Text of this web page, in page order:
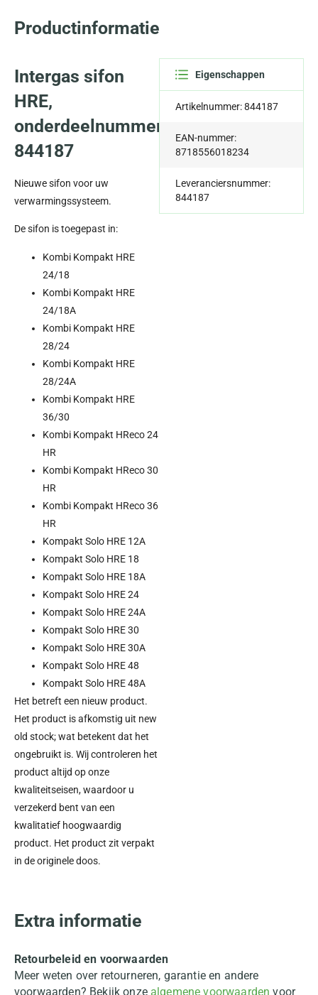
Productinformatie
Intergas sifon
HRE,
onderdeelnummer
844187
Nieuwe sifon voor uw
verwarmingssysteem.
De sifon is toegepast in:
Kombi Kompakt HRE
24/18
Kombi Kompakt HRE
24/18A
Kombi Kompakt HRE
28/24
Kombi Kompakt HRE
28/24A
Kombi Kompakt HRE
36/30
Kombi Kompakt HReco 24
HR
Kombi Kompakt HReco 30
HR
Kombi Kompakt HReco 36
HR
Kompakt Solo HRE 12A
Kompakt Solo HRE 18
Kompakt Solo HRE 18A
Kompakt Solo HRE 24
Kompakt Solo HRE 24A
Kompakt Solo HRE 30
Kompakt Solo HRE 30A
Kompakt Solo HRE 48
Kompakt Solo HRE 48A
Het betreft een nieuw product.
Het product is afkomstig uit new
old stock; wat betekent dat het
ongebruikt is. Wij controleren het
product altijd op onze
kwaliteitseisen, waardoor u
verzekerd bent van een
kwalitatief hoogwaardig
product. Het product zit verpakt
in de originele doos.
Eigenschappen
Artikelnummer: 844187
EAN-nummer:
8718556018234
Leveranciersnummer:
844187
Extra informatie
Retourbeleid en voorwaarden
Meer weten over retourneren, garantie en andere
voorwaarden? Bekijk onze algemene voorwaarden voor